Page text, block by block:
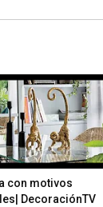
con motivos
DecoraciónTV